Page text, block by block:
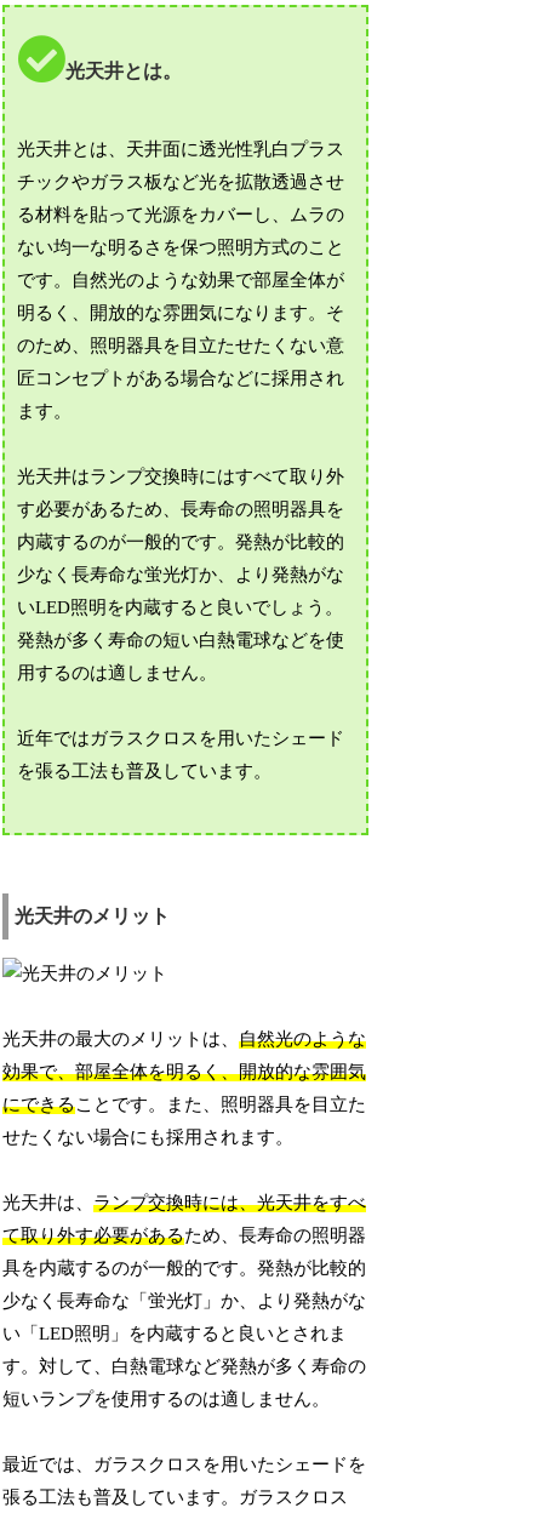
光天井とは。
光天井とは、天井面に透光性乳白プラス
チックやガラス板など光を拡散透過させ
る材料を貼って光源をカバーし、ムラの
ない均一な明るさを保つ照明方式のこと
です。自然光のような効果で部屋全体が
明るく、開放的な雰囲気になります。そ
のため、照明器具を目立たせたくない意
匠コンセプトがある場合などに採用され
ます。
光天井はランプ交換時にはすべて取り外
す必要があるため、長寿命の照明器具を
内蔵するのが一般的です。発熱が比較的
少なく長寿命な蛍光灯か、より発熱がな
いLED照明を内蔵すると良いでしょう。
発熱が多く寿命の短い白熱電球などを使
用するのは適しません。
近年ではガラスクロスを用いたシェード
を張る工法も普及しています。
光天井のメリット
光天井の最大のメリットは、自然光のような
効果で、部屋全体を明るく、開放的な雰囲気
にできることです。また、照明器具を目立た
せたくない場合にも採用されます。
光天井は、ランプ交換時には、光天井をすべ
て取り外す必要があるため、長寿命の照明器
具を内蔵するのが一般的です。発熱が比較的
少なく長寿命な「蛍光灯」か、より発熱がな
い「LED照明」を内蔵すると良いとされま
す。対して、白熱電球など発熱が多く寿命の
短いランプを使用するのは適しません。
最近では、ガラスクロスを用いたシェードを
張る工法も普及しています。ガラスクロス